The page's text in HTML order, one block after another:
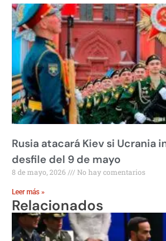
Rusia atacará Kiev si Ucrania
desfile del 9 de mayo
8 de mayo, 2026 No hay comentarios
Leer más »
Relacionados